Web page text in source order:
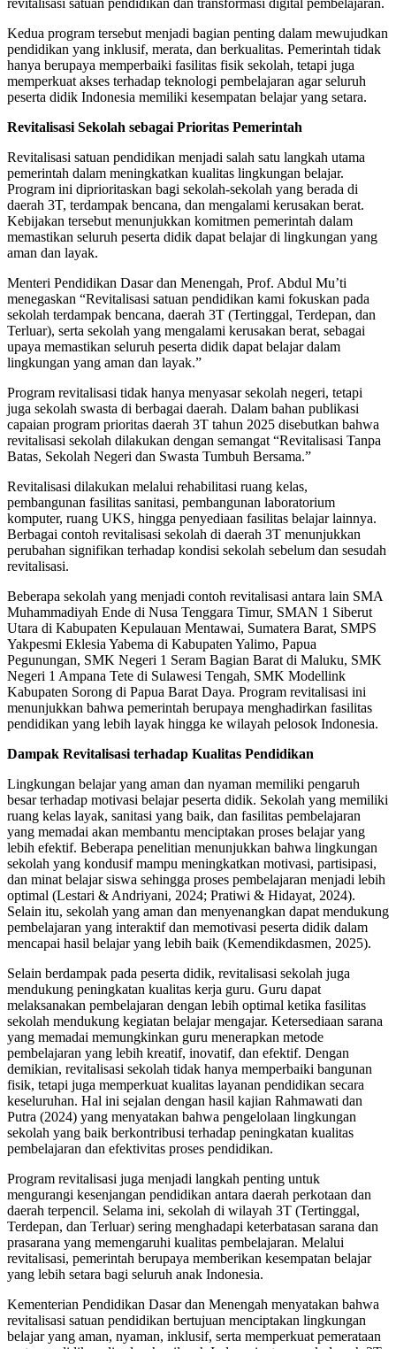
Kedua program tersebut menjadi bagian penting dalam mewujudkan
pendidikan yang inklusif, merata, dan berkualitas. Pemerintah tidak
hanya berupaya memperbaiki fasilitas fisik sekolah, tetapi juga
memperkuat akses terhadap teknologi pembelajaran agar seluruh
peserta didik Indonesia memiliki kesempatan belajar yang setara.
Revitalisasi Sekolah sebagai Prioritas Pemerintah
Revitalisasi satuan pendidikan menjadi salah satu langkah utama
pemerintah dalam meningkatkan kualitas lingkungan belajar.
Program ini diprioritaskan bagi sekolah-sekolah yang berada di
daerah 3T, terdampak bencana, dan mengalami kerusakan berat.
Kebijakan tersebut menunjukkan komitmen pemerintah dalam
memastikan seluruh peserta didik dapat belajar di lingkungan yang
aman dan layak.
Menteri Pendidikan Dasar dan Menengah, Prof. Abdul Mu’ti
menegaskan “Revitalisasi satuan pendidikan kami fokuskan pada
sekolah terdampak bencana, daerah 3T (Tertinggal, Terdepan, dan
Terluar), serta sekolah yang mengalami kerusakan berat, sebagai
upaya memastikan seluruh peserta didik dapat belajar dalam
lingkungan yang aman dan layak.”
Program revitalisasi tidak hanya menyasar sekolah negeri, tetapi
juga sekolah swasta di berbagai daerah. Dalam bahan publikasi
capaian program prioritas daerah 3T tahun 2025 disebutkan bahwa
revitalisasi sekolah dilakukan dengan semangat “Revitalisasi Tanpa
Batas, Sekolah Negeri dan Swasta Tumbuh Bersama.”
Revitalisasi dilakukan melalui rehabilitasi ruang kelas,
pembangunan fasilitas sanitasi, pembangunan laboratorium
komputer, ruang UKS, hingga penyediaan fasilitas belajar lainnya.
Berbagai contoh revitalisasi sekolah di daerah 3T menunjukkan
perubahan signifikan terhadap kondisi sekolah sebelum dan sesudah
revitalisasi.
Beberapa sekolah yang menjadi contoh revitalisasi antara lain SMA
Muhammadiyah Ende di Nusa Tenggara Timur, SMAN 1 Siberut
Utara di Kabupaten Kepulauan Mentawai, Sumatera Barat, SMPS
Yakpesmi Eklesia Yabema di Kabupaten Yalimo, Papua
Pegunungan, SMK Negeri 1 Seram Bagian Barat di Maluku, SMK
Negeri 1 Ampana Tete di Sulawesi Tengah, SMK Modellink
Kabupaten Sorong di Papua Barat Daya. Program revitalisasi ini
menunjukkan bahwa pemerintah berupaya menghadirkan fasilitas
pendidikan yang lebih layak hingga ke wilayah pelosok Indonesia.
Dampak Revitalisasi terhadap Kualitas Pendidikan
Lingkungan belajar yang aman dan nyaman memiliki pengaruh
besar terhadap motivasi belajar peserta didik. Sekolah yang memiliki
ruang kelas layak, sanitasi yang baik, dan fasilitas pembelajaran
yang memadai akan membantu menciptakan proses belajar yang
lebih efektif. Beberapa penelitian menunjukkan bahwa lingkungan
sekolah yang kondusif mampu meningkatkan motivasi, partisipasi,
dan minat belajar siswa sehingga proses pembelajaran menjadi lebih
optimal (Lestari & Andriyani, 2024; Pratiwi & Hidayat, 2024).
Selain itu, sekolah yang aman dan menyenangkan dapat mendukung
pembelajaran yang interaktif dan memotivasi peserta didik dalam
mencapai hasil belajar yang lebih baik (Kemendikdasmen, 2025).
Selain berdampak pada peserta didik, revitalisasi sekolah juga
mendukung peningkatan kualitas kerja guru. Guru dapat
melaksanakan pembelajaran dengan lebih optimal ketika fasilitas
sekolah mendukung kegiatan belajar mengajar. Ketersediaan sarana
yang memadai memungkinkan guru menerapkan metode
pembelajaran yang lebih kreatif, inovatif, dan efektif. Dengan
demikian, revitalisasi sekolah tidak hanya memperbaiki bangunan
fisik, tetapi juga memperkuat kualitas layanan pendidikan secara
keseluruhan. Hal ini sejalan dengan hasil kajian Rahmawati dan
Putra (2024) yang menyatakan bahwa pengelolaan lingkungan
sekolah yang baik berkontribusi terhadap peningkatan kualitas
pembelajaran dan efektivitas proses pendidikan.
Program revitalisasi juga menjadi langkah penting untuk
mengurangi kesenjangan pendidikan antara daerah perkotaan dan
daerah terpencil. Selama ini, sekolah di wilayah 3T (Tertinggal,
Terdepan, dan Terluar) sering menghadapi keterbatasan sarana dan
prasarana yang memengaruhi kualitas pembelajaran. Melalui
revitalisasi, pemerintah berupaya memberikan kesempatan belajar
yang lebih setara bagi seluruh anak Indonesia.
Kementerian Pendidikan Dasar dan Menengah menyatakan bahwa
revitalisasi satuan pendidikan bertujuan menciptakan lingkungan
belajar yang aman, nyaman, inklusif, serta memperkuat pemerataan